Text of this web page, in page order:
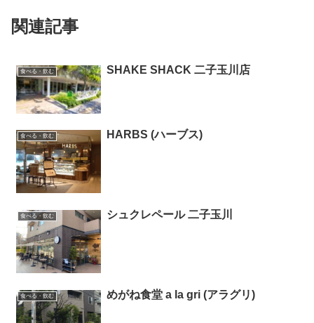
関連記事
食べる・飲む SHAKE SHACK 二子玉川店
食べる・飲む HARBS (ハーブス)
食べる・飲む シュクレペール 二子玉川
食べる・飲む めがね食堂 a la gri (アラグリ)